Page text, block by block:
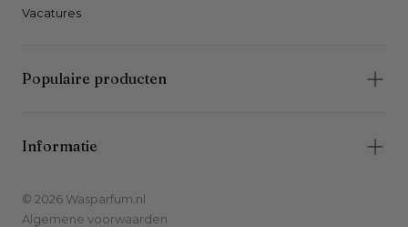
Vacatures
Populaire producten
Informatie
© 2026 Wasparfum.nl
Algemene voorwaarden